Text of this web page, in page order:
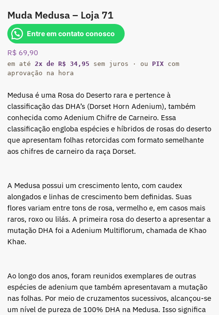
Muda Medusa – Loja 71
Entre em contato conosco
R$ 69,90
em até 2x de R$ 34,95 sem juros · ou PIX com
aprovação na hora
Medusa é uma Rosa do Deserto rara e pertence à
classificação das DHA’s (Dorset Horn Adenium), também
conhecida como Adenium Chifre de Carneiro. Essa
classificação engloba espécies e híbridos de rosas do deserto
que apresentam folhas retorcidas com formato semelhante
aos chifres de carneiro da raça Dorset.
A Medusa possui um crescimento lento, com caudex
alongados e linhas de crescimento bem definidas. Suas
flores variam entre tons de rosa, vermelho e, em casos mais
raros, roxo ou lilás. A primeira rosa do deserto a apresentar a
mutação DHA foi a Adenium Multiflorum, chamada de Khao
Khae.
Ao longo dos anos, foram reunidos exemplares de outras
espécies de adenium que também apresentavam a mutação
nas folhas. Por meio de cruzamentos sucessivos, alcançou-se
um nível de pureza de 100% DHA na Medusa. Isso significa